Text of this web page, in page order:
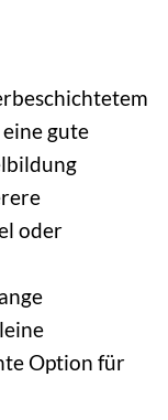
gute
oder
Option für